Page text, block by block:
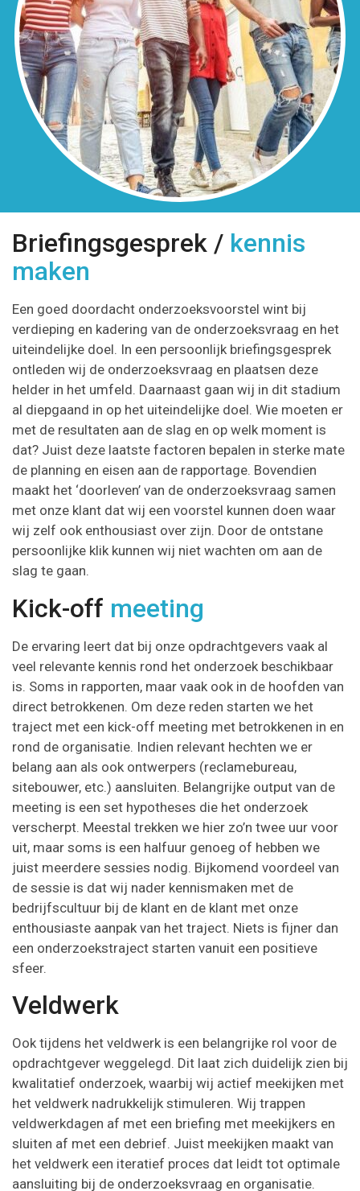
Briefingsgesprek / kennis
maken
Een goed doordacht onderzoeksvoorstel wint bij
verdieping en kadering van de onderzoeksvraag en het
uiteindelijke doel. In een persoonlijk briefingsgesprek
ontleden wij de onderzoeksvraag en plaatsen deze
helder in het umfeld. Daarnaast gaan wij in dit stadium
al diepgaand in op het uiteindelijke doel. Wie moeten er
met de resultaten aan de slag en op welk moment is
dat? Juist deze laatste factoren bepalen in sterke mate
de planning en eisen aan de rapportage. Bovendien
maakt het ‘doorleven’ van de onderzoeksvraag samen
met onze klant dat wij een voorstel kunnen doen waar
wij zelf ook enthousiast over zijn. Door de ontstane
persoonlijke klik kunnen wij niet wachten om aan de
slag te gaan.
Kick-off meeting
De ervaring leert dat bij onze opdrachtgevers vaak al
veel relevante kennis rond het onderzoek beschikbaar
is. Soms in rapporten, maar vaak ook in de hoofden van
direct betrokkenen. Om deze reden starten we het
traject met een kick-off meeting met betrokkenen in en
rond de organisatie. Indien relevant hechten we er
belang aan als ook ontwerpers (reclamebureau,
sitebouwer, etc.) aansluiten. Belangrijke output van de
meeting is een set hypotheses die het onderzoek
verscherpt. Meestal trekken we hier zo’n twee uur voor
uit, maar soms is een halfuur genoeg of hebben we
juist meerdere sessies nodig. Bijkomend voordeel van
de sessie is dat wij nader kennismaken met de
bedrijfscultuur bij de klant en de klant met onze
enthousiaste aanpak van het traject. Niets is fijner dan
een onderzoekstraject starten vanuit een positieve
sfeer.
Veldwerk
Ook tijdens het veldwerk is een belangrijke rol voor de
opdrachtgever weggelegd. Dit laat zich duidelijk zien bij
kwalitatief onderzoek, waarbij wij actief meekijken met
het veldwerk nadrukkelijk stimuleren. Wij trappen
veldwerkdagen af met een briefing met meekijkers en
sluiten af met een debrief. Juist meekijken maakt van
het veldwerk een iteratief proces dat leidt tot optimale
aansluiting bij de onderzoeksvraag en organisatie.